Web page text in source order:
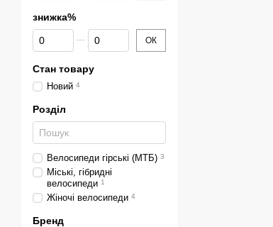
знижка%
Від знижка%
До знижка% ОК
Стан товару
Новий 4
Розділ
Велосипеди гірські (МТБ) 3
Міські, гібридні
велосипеди 1
Жіночі велосипеди 4
Бренд